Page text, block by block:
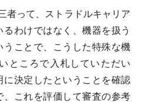
って、ストラドルキャリア
わけではなく、機器を扱う
うことで、こうした特殊な機
ところで入札していただい
決定したということを確認
、これを評価して審査の参考